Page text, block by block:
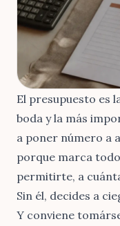
El presupuesto es
boda y la más
a poner número a
porque marca
permitirte, a
Sin él, decides a
Y conviene